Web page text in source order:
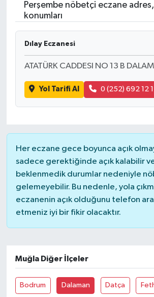
Perşembe nöbetçi eczane
konumları
Dılay Eczanesi
ATATÜRK CADDESI NO 13 B
Yol Tarifi Al 0 (252) 692 12
Her eczane gece boyunca açık
sadece gerektiğinde açık kalabilir
beklenmedik durumlar nedeniyle
gelemeyebilir. Bu nedenle, yola
eczanenin açık olduğunu telefon
etmeniz iyi bir fikir olacaktır.
Muğla Diğer İlçeler
Bodrum Dalaman Datça